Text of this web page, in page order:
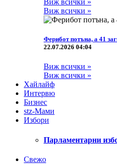
Виж всички »
Виж всички »
Ферибот потъна, а 41
22.07.2026 04:04
Виж всички »
Виж всички »
Хайлайф
Интервю
Бизнес
stz-Мами
Избори
Парламентарни
Свежо